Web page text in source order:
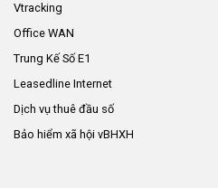
Vtracking
Office WAN
Trung Kế Số E1
Leasedline Internet
Dịch vụ thuê đầu số
Bảo hiểm xã hội vBHXH